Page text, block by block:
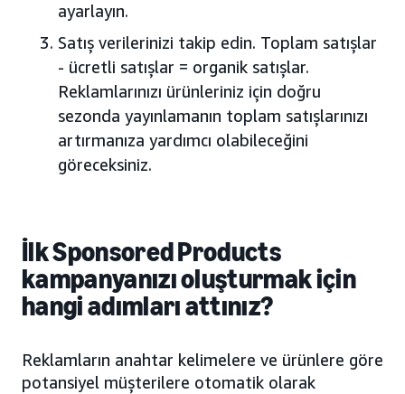
ayarlayın.
Satış verilerinizi takip edin. Toplam satışlar
- ücretli satışlar = organik satışlar.
Reklamlarınızı ürünleriniz için doğru
sezonda yayınlamanın toplam satışlarınızı
artırmanıza yardımcı olabileceğini
göreceksiniz.
İlk Sponsored Products
kampanyanızı oluşturmak için
hangi adımları attınız?
Reklamların anahtar kelimelere ve ürünlere göre
potansiyel müşterilere otomatik olarak